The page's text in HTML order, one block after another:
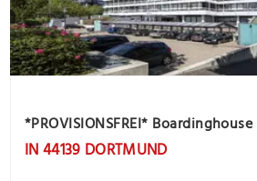
IN 44139 DORTMUND